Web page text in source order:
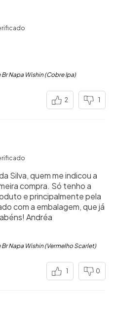
Napa Wishin (Cobre Ipa)
2 1
Silva, quem me indicou a
compra. Só tenho a
e principalmente pela
com a embalagem, que já
Andréa
Napa Wishin (Vermelho Scarlet)
1 0